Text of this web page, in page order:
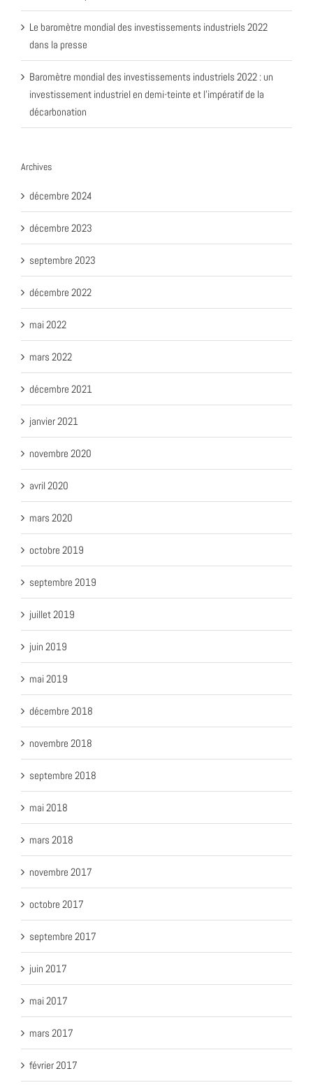
Le baromètre mondial des investissements industriels 2022
dans la presse
Baromètre mondial des investissements industriels 2022 : un
investissement industriel en demi-teinte et l’impératif de la
décarbonation
Archives
décembre 2024
décembre 2023
septembre 2023
décembre 2022
mai 2022
mars 2022
décembre 2021
janvier 2021
novembre 2020
avril 2020
mars 2020
octobre 2019
septembre 2019
juillet 2019
juin 2019
mai 2019
décembre 2018
novembre 2018
septembre 2018
mai 2018
mars 2018
novembre 2017
octobre 2017
septembre 2017
juin 2017
mai 2017
mars 2017
février 2017